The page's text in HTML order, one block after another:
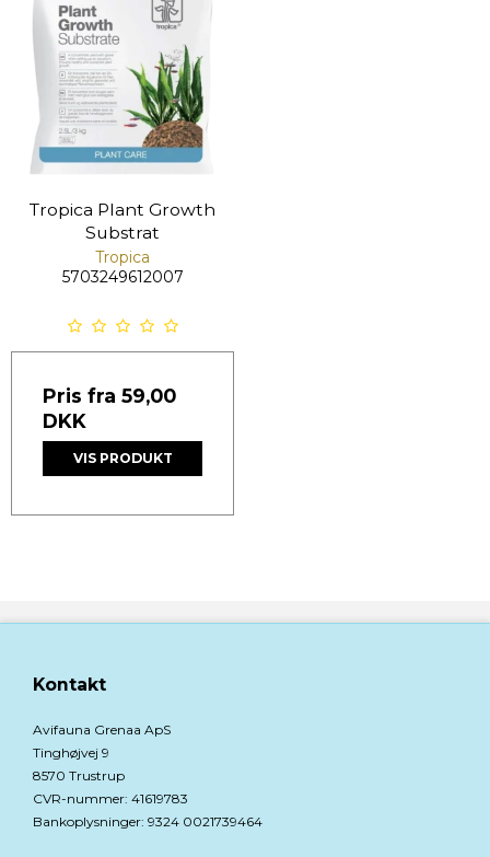
Tropica Plant Growth
Substrat
Tropica
5703249612007
Pris fra 59,00
DKK
VIS PRODUKT
Kontakt
Avifauna Grenaa ApS
Tinghøjvej 9
8570 Trustrup
CVR-nummer: 41619783
Bankoplysninger: 9324 0021739464